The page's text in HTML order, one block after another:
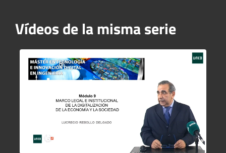
Vídeos de la misma serie